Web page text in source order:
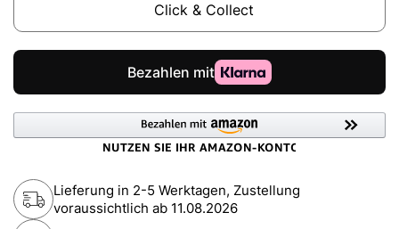
Click & Collect
Lieferung in 2-5 Werktagen, Zustellung
voraussichtlich ab 11.08.2026